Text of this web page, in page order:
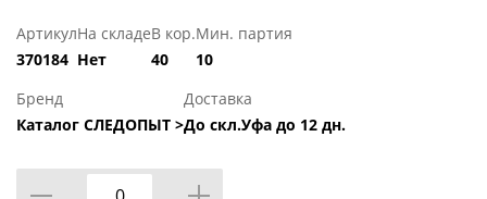
Артикул
370184
На складе
Нет
В кор.
40
Мин. партия
10
Бренд
Каталог СЛЕДОПЫТ >
Доставка
До скл.Уфа до 12 дн.